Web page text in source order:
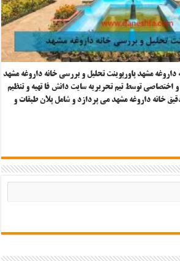
داروغه مشهد پاورپوینت تحلیل و بررسی خانه داروغه مشهد
و اختصاصی توسط تیم تحریریه سایت دانش فا تهیه و تنظیم
خانه داروغه مشهد می پردازد و شامل پلان طبقات و